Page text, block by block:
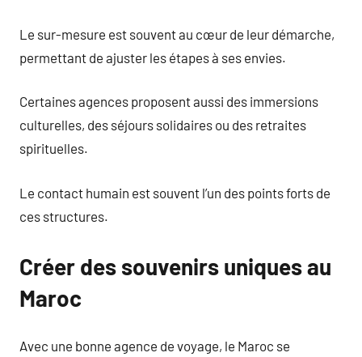
Le sur-mesure est souvent au cœur de leur démarche,
permettant de ajuster les étapes à ses envies.
Certaines agences proposent aussi des immersions
culturelles, des séjours solidaires ou des retraites
spirituelles.
Le contact humain est souvent l’un des points forts de
ces structures.
Créer des souvenirs uniques au
Maroc
Avec une bonne agence de voyage, le Maroc se